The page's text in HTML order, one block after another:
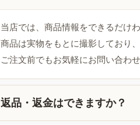
当店では、商品情報をできるだけ
商品は実物をもとに撮影しており
ご注文前でもお気軽にお問い合わせ
返品・返金はできますか？